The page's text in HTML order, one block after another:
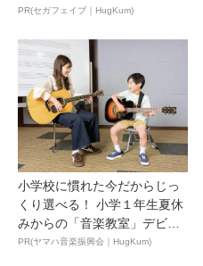
ん...
PR(セガフェイブ｜HugKum)
小学校に慣れた今だからじっ
くり選べる！ 小学１年生夏休
みからの「音楽教室」デビ
ュ...
PR(ヤマハ音楽振興会｜HugKum)